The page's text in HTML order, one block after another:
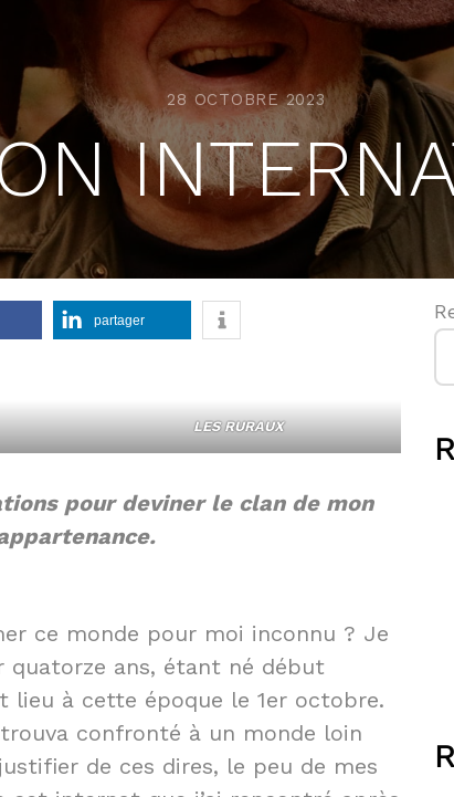
28 OCTOBRE 2023
partager
LES RURAUX
pour deviner le clan de mon
ce monde pour moi inconnu ? Je
quatorze ans, étant né début
lieu à cette époque le 1er octobre.
trouva confronté à un monde loin
de ces dires, le peu de mes